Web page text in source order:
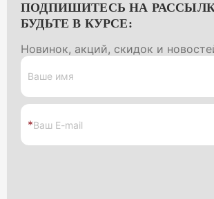
ПОДПИШИТЕСЬ НА
БУДЬТЕ В КУРСЕ:
Новинок, акций, скидок и
Ваше имя
*Ваш E-mail